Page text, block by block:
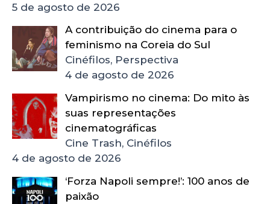
5 de agosto de 2026
A contribuição do cinema para o
feminismo na Coreia do Sul
Cinéfilos, Perspectiva
4 de agosto de 2026
Vampirismo no cinema: Do mito às
suas representações
cinematográficas
Cine Trash, Cinéfilos
4 de agosto de 2026
‘Forza Napoli sempre!’: 100 anos de
paixão